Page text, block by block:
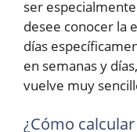
ser
desee conocer la
días
en semanas y
vuelve muy
¿Cómo